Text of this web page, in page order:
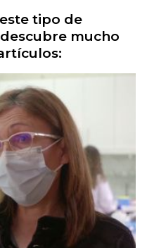
tipo de
mucho